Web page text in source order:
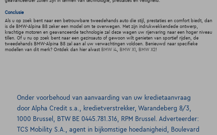
Conclusie
Als u op zoek bent naar een betrouwbare tweedehands auto die stijl, prestaties en comfort biedt, dan
is de BMW-Alpina B8 zeker een model om te overwegen. Met zijn indrukwekkendede ontwerp,
krachtige motoren en geavanceerde technologie zal deze wagen uw rijervaring naar een hoger niveau
tillen. Of u nu op zoek bent naar een gezinsauto of gewoon wilt genieten van sportief rijden, de
tweedehands BMW-Alpina B8 zal aan al uw verwachtingen voldoen. Benieuwd naar specifieke
modellen van dit merk? Ontdek dan hier alvast BMW i4, BMW X1 BMW X2!
Onder voorbehoud van aanvaarding van uw kredietaanvraag
door Alpha Credit s.a., kredietverstrekker, Warandeberg 8/3,
1000 Brussel, BTW BE 0445.781.316, RPM Brussel. Adverteerder:
TCS Mobility S.A., agent in bijkomstige hoedanigheid, Boulevard